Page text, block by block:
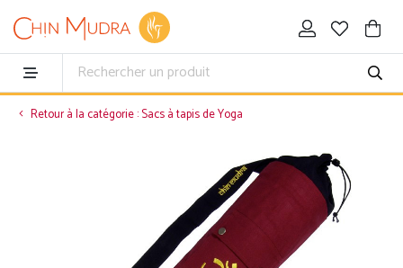
Retour à la catégorie : Sacs à tapis de Yoga